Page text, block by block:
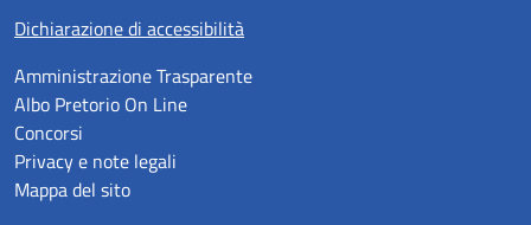
Dichiarazione di accessibilità
Amministrazione Trasparente
Albo Pretorio On Line
Concorsi
Privacy e note legali
Mappa del sito